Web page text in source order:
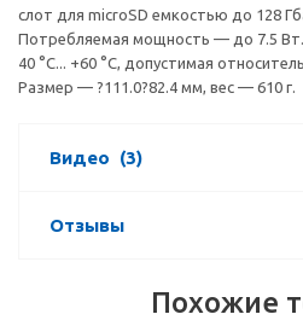
слот для microSD емкостью до 128
Потребляемая мощность — до 7.5
40 °С... +60 °С, допустимая
Размер — ?111.0?82.4 мм, вес — 610 г.
Видео (3)
Отзывы
Похожие